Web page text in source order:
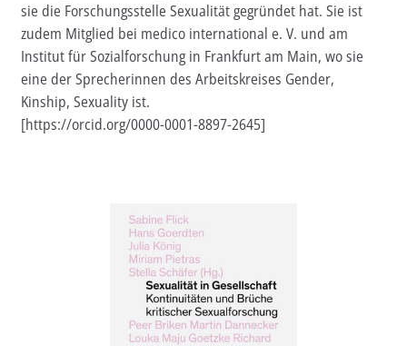
Handel
Service
Untermenü
öffnen
Newsletter
sie die Forschungsstelle Sexualität gegründet hat. Sie ist
zudem Mitglied bei medico international e. V. und am
Institut für Sozialforschung in Frankfurt am Main, wo sie
eine der Sprecherinnen des Arbeitskreises Gender,
Kinship, Sexuality ist.
[https://orcid.org/0000-0001-8897-2645]